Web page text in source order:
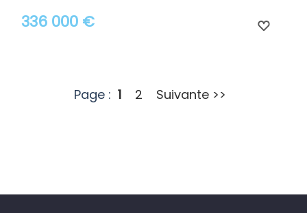
336 000 €
Page : 1 2 Suivante >>